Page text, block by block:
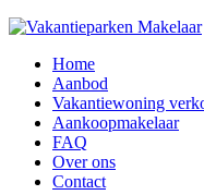
Home
Aanbod
Vakantiewoning
Aankoopmakelaar
FAQ
Over ons
Contact